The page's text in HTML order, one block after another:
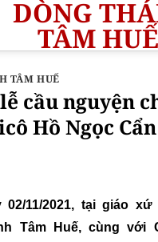
TÂM HUẾ
cầu nguyện
Hồ Ngọc Cẩn
02/11/2021, tại giáo
Tâm Huế, cùng với